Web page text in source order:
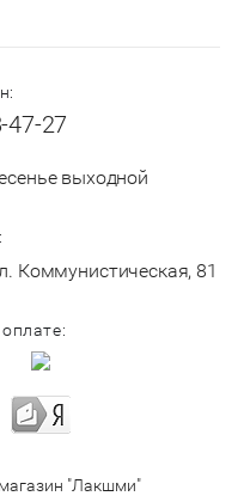
47-27
выходной
Коммунистическая, 81
"Лакшми"